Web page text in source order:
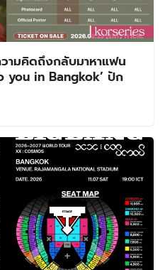
ามคิดถึงกลับมาหาแฟน
you in Bangkok’ ปัก